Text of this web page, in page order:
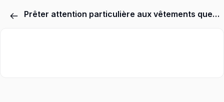
Prêter attention particulière aux vêtements que l'on porte. Ils ont une signature énergétique qui influence grandement la trajectoire des événements